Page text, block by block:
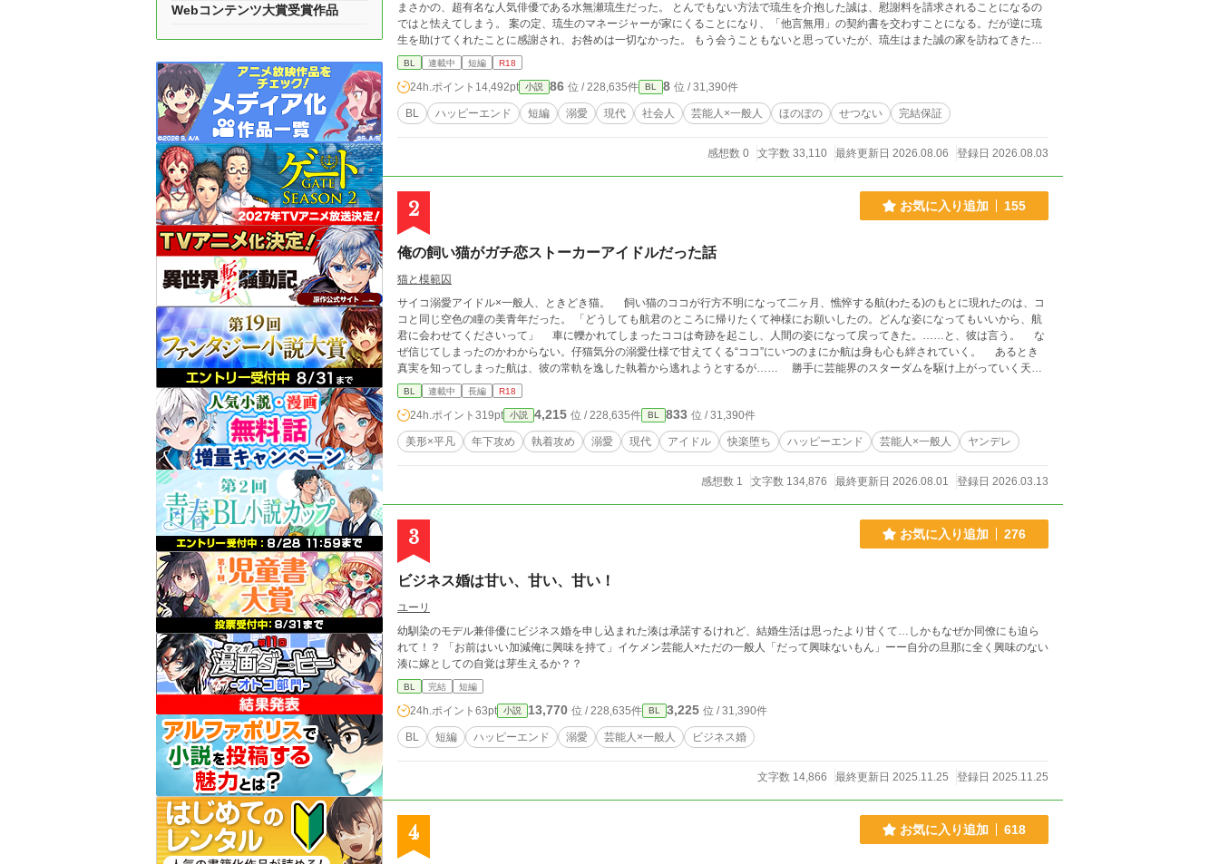
まさかの、超有名な人気俳優である水無瀬琉生だった。 とんでもない方法で琉生を介抱した誠は、慰謝料を請求されることになるの
ではと怯えてしまう。 案の定、琉生のマネージャーが家にくることになり、「他言無用」の契約書を交わすことになる。だが逆に琉
生を助けてくれたことに感謝され、お咎めは一切なかった。 もう会うこともないと思っていたが、琉生はまた誠の家を訪ねてきた。
その時の琉生は以前と同じで具合が悪く、またあの方法で助けてほしいと言ってきて―― 超人気俳優×孤独な一般人 ●全14話。最終話
まで執筆済み。 ●一日二話ずつ更新します。 ●Rシーンには※あり。 現代BLと三人称の練習で書いた短いお話ですが、最後までお付
き合いいただけると嬉しいです。 よろしくおねがいいたします。
BL 連載中 短編 R18
24h.ポイント 14,492pt 小説 86 位 / 228,635件 BL 8 位 / 31,390件
BL ハッピーエンド 短編 溺愛 現代 社会人 芸能人×一般人 ほのぼの せつない 完結保証
感想数 0 文字数 33,110 最終更新日 2026.08.06 登録日 2026.08.03
2 お気に入り追加 155
俺の飼い猫がガチ恋ストーカーアイドルだった話
猫と模範囚
サイコ溺愛アイドル×一般人、ときどき猫。 飼い猫のココが行方不明になって二ヶ月、憔悴する航(わたる)のもとに現れたのは、コ
コと同じ空色の瞳の美青年だった。 「どうしても航君のところに帰りたくて神様にお願いしたの。どんな姿になってもいいから、航
君に会わせてくださいって」 車に轢かれてしまったココは奇跡を起こし、人間の姿になって戻ってきた。……と、彼は言う。 な
ぜ信じてしまったのかわからない。仔猫気分の溺愛仕様で甘えてくる“ココ”にいつのまにか航は身も心も絆されていく。 あるとき
真実を知ってしまった航は、彼の常軌を逸した執着から逃れようとするが…… 勝手に芸能界のスターダムを駆け上がっていく天才
アイドルの腕の中で足掻く平凡な男の話。 【完結保証】毎週土曜日更新に変更しました(5/5) ガチ恋ストーカーアイドルの片鱗が出て
くるのは11 話目から
BL 連載中 長編 R18
24h.ポイント 319pt 小説 4,215 位 / 228,635件 BL 833 位 / 31,390件
美形×平凡 年下攻め 執着攻め 溺愛 現代 アイドル 快楽堕ち ハッピーエンド 芸能人×一般人 ヤンデレ
感想数 1 文字数 134,876 最終更新日 2026.08.01 登録日 2026.03.13
3 お気に入り追加 276
ビジネス婚は甘い、甘い、甘い！
ユーリ
幼馴染のモデル兼俳優にビジネス婚を申し込まれた湊は承諾するけれど、結婚生活は思ったより甘くて…しかもなぜか同僚にも迫ら
れて！？ 「お前はいい加減俺に興味を持て」イケメン芸能人×ただの一般人「だって興味ないもん」ーー自分の旦那に全く興味のない
湊に嫁としての自覚は芽生えるか？？
BL 完結 短編
24h.ポイント 63pt 小説 13,770 位 / 228,635件 BL 3,225 位 / 31,390件
BL 短編 ハッピーエンド 溺愛 芸能人×一般人 ビジネス婚
文字数 14,866 最終更新日 2025.11.25 登録日 2025.11.25
4 お気に入り追加 618
Webコンテンツ大賞受賞作品